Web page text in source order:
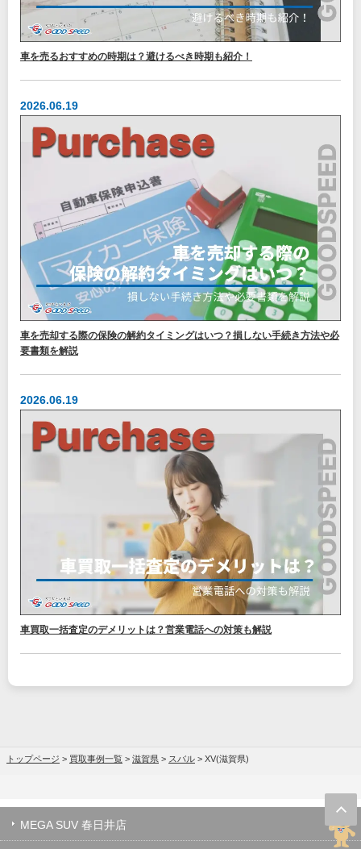
車を売るおすすめの時期は？避けるべき時期も紹介！
2026.06.19
車を売却する際の保険の解約タイミングはいつ？損しない手続き方法や必
要書類を解説
2026.06.19
車買取一括査定のデメリットは？営業電話への対策も解説
トップページ > 買取事例一覧 > 滋賀県 > スバル > XV(滋賀県)
MEGA SUV 春日井店